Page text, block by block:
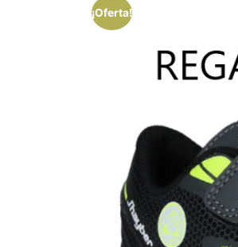
¡Oferta!